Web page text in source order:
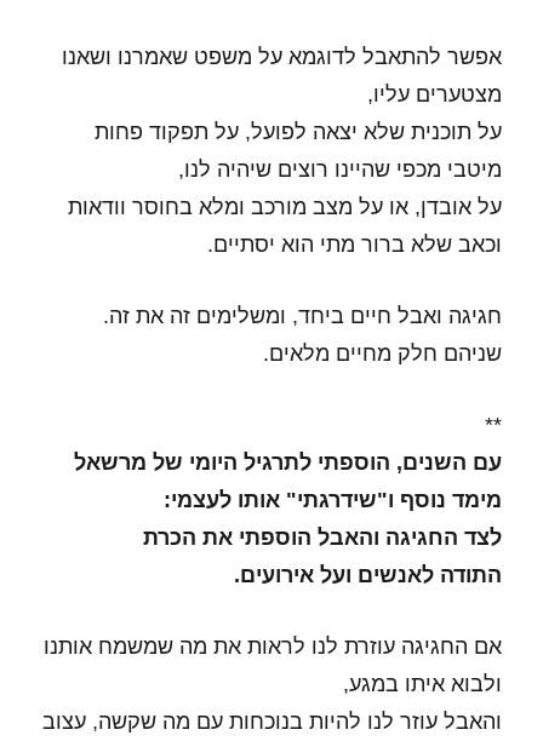
אפשר להתאבל לדוגמא על משפט שאמרנו ושאנו
מצטערים עליו,
על תוכנית שלא יצאה לפועל, על תפקוד פחות
מיטבי מכפי שהיינו רוצים שיהיה לנו,
על אובדן, או על מצב מורכב ומלא בחוסר וודאות
וכאב שלא ברור מתי הוא יסתיים.
חגיגה ואבל חיים ביחד, ומשלימים זה את זה.
שניהם חלק מחיים מלאים.
**
עם השנים, הוספתי לתרגיל היומי של מרשאל
מימד נוסף ו"שידרגתי" אותו לעצמי:
לצד החגיגה והאבל הוספתי את הכרת
התודהלאנשים ועל אירועים.
אם החגיגה עוזרת לנו לראות את מה שמשמח אותנו
ולבוא איתו במגע,
והאבל עוזר לנו להיות בנוכחות עם מה שקשה, עצוב